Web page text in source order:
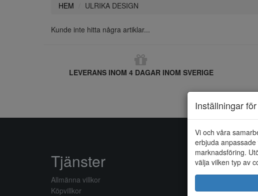
HEM ULRIKA DESIGN
Kunde inte hitta några artiklar...
LEVERANS INOM 4 DAGAR INOM SVERIGE
Inställningar
Vi och våra
erbjuda
marknadsföring.
välja vilken typ av
Tjänster
Allmänna villkor
Köpvillkor